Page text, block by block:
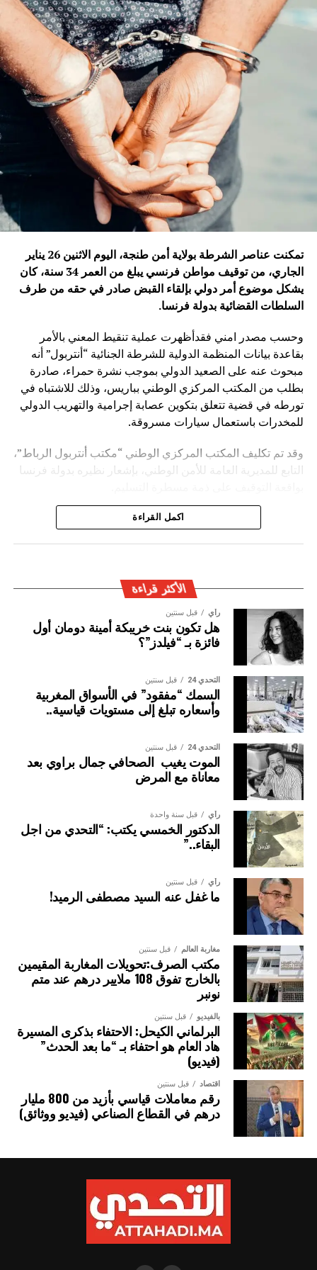
تمكنت عناصر الشرطة بولاية أمن طنجة، اليوم الاثنين 26 يناير
الجاري، من توقيف مواطن فرنسي يبلغ من العمر 34 سنة، كان
يشكل موضوع أمر دولي بإلقاء القبض صادر في حقه من طرف
السلطات القضائية بدولة فرنسا.
وحسب مصدر امني فقدأظهرت عملية تنقيط المعني بالأمر
بقاعدة بيانات المنظمة الدولية للشرطة الجنائية “أنتربول” أنه
مبحوث عنه على الصعيد الدولي بموجب نشرة حمراء، صادرة
بطلب من المكتب المركزي الوطني بباريس، وذلك للاشتباه في
تورطه في قضية تتعلق بتكوين عصابة إجرامية والتهريب الدولي
للمخدرات باستعمال سيارات مسروقة.
وقد تم تكليف المكتب المركزي الوطني “مكتب أنتربول الرباط”،
التابع للمديرية العامة للأمن الوطني، بإشعار نظيره بدولة فرنسا
ويأتي توقيف المشتبه به في سياق التزام المصالح الأمنية
المغربية بتفعيل آليات التعاون الأمني الدولي، خصوصا ملاحقة
اكمل القراءة
الأكثر قراءة
رأي قبل سنتين
هل تكون بنت خريبكة أمينة دومان أول
فائزة بـ “فيلدز”؟
التحدي 24 قبل سنتين
السمك “مفقود” في الأسواق المغربية
وأسعاره تبلغ إلى مستويات قياسية..
التحدي 24 قبل سنتين
الموت يغيب الصحافي جمال براوي بعد
معاناة مع المرض
رأي قبل سنة واحدة
الدكتور الخمسي يكتب: “التحدي من اجل
البقاء..”
رأي قبل سنتين
ما غفل عنه السيد مصطفى الرميد!
مغاربة العالم قبل سنتين
مكتب الصرف:تحويلات المغاربة المقيمين
بالخارج تفوق 108 ملايير درهم عند متم
نونبر
بالفيديو قبل سنتين
البرلماني الكيحل: الاحتفاء بذكرى المسيرة
هاد العام هو احتفاء بـ “ما بعد الحدث”
(فيديو)
اقتصاد قبل سنتين
رقم معاملات قياسي بأزيد من 800 مليار
درهم في القطاع الصناعي (فيديو ووثائق)